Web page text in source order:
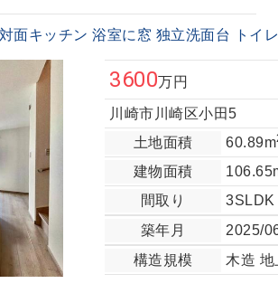
面キッチン 浴室に窓 独立洗面台 トイ
3600万円
川崎市川崎区小田5
土地面積
60.89m
建物面積
間取り
3SLDK
築年月
2025/
構造規模
木造 地